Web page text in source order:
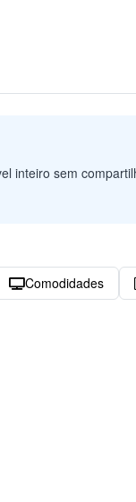
inteiro sem
Comodidades